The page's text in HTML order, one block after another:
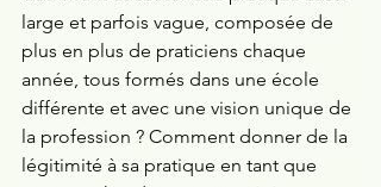
large et parfois vague, composée de
plus en plus de praticiens chaque
année, tous formés dans une école
différente et avec une vision unique de
la profession ? Comment donner de la
légitimité à sa pratique en tant que